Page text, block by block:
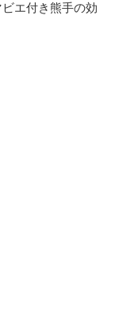
エ付き熊手の効